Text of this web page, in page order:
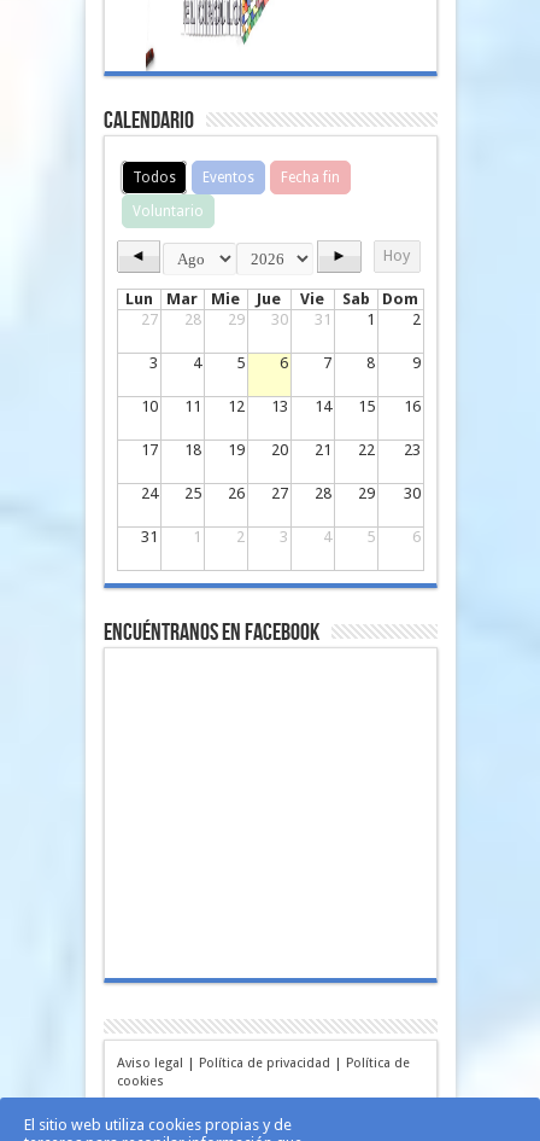
Calendario
Todos Eventos
Fecha fin
Voluntario
◄ ► Hoy
Lun Mar Mie Jue Vie Sab
Dom
27
28 29 30 31 1 2
3 4 5 6 7 8 9
10 11 12 13 14 15 16
17 18 19 20 21 22 23
24 25 26 27 28 29 30
31 1 2 3 4 5 6
Encuéntranos en Facebook
Aviso legal | Política de privacidad | Política de
cookies
El sitio web utiliza cookies propias y de